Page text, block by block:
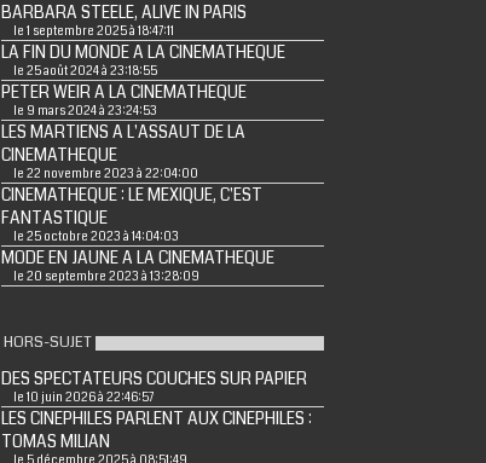
BARBARA STEELE, ALIVE IN PARIS
le 1 septembre 2025 à 18:47:11
LA FIN DU MONDE A LA CINEMATHEQUE
le 25 août 2024 à 23:18:55
PETER WEIR A LA CINEMATHEQUE
le 9 mars 2024 à 23:24:53
LES MARTIENS A L'ASSAUT DE LA
CINEMATHEQUE
le 22 novembre 2023 à 22:04:00
CINEMATHEQUE : LE MEXIQUE, C'EST
FANTASTIQUE
le 25 octobre 2023 à 14:04:03
MODE EN JAUNE A LA CINEMATHEQUE
le 20 septembre 2023 à 13:28:09
HORS-SUJET
DES SPECTATEURS COUCHES SUR PAPIER
le 10 juin 2026 à 22:46:57
LES CINEPHILES PARLENT AUX CINEPHILES :
TOMAS MILIAN